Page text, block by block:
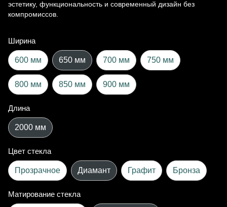
эстетику, функциональность и современный дизайн без
компромиссов.
Ширина
600 мм 650 мм 700 мм 750 мм
800 мм 850 мм 900 мм
Длина
2000 мм
Цвет стекла
Прозрачное Диамант Графит Бронза
Матирование стекла